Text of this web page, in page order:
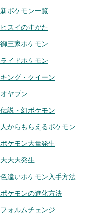
新ポケモン一覧
ヒスイのすがた
御三家ポケモン
ライドポケモン
キング・クイーン
オヤブン
伝説・幻ポケモン
人からもらえるポケモン
ポケモン大量発生
大大大発生
色違いポケモン入手方法
ポケモンの進化方法
フォルムチェンジ